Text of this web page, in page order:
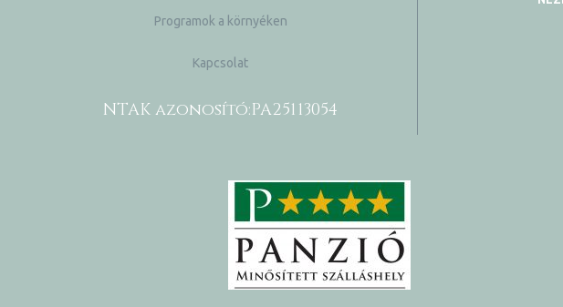
Programok a környéken
Kapcsolat
NTAK azonosító:PA25113054